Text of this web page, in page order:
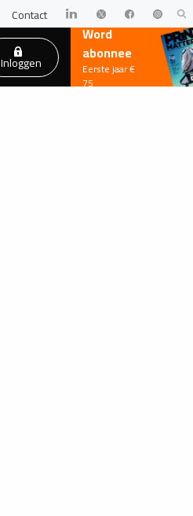
Contact
Inloggen
Word
abonnee
Eerste jaar €
75